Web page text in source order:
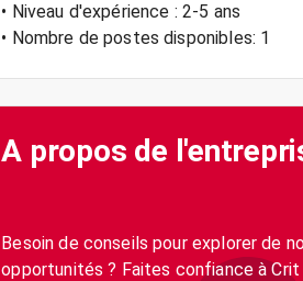
• Niveau d'expérience : 2-5 ans
• Nombre de postes disponibles: 1
A propos de
Besoin de conseils pour explorer de
opportunités ? Faites confiance à Crit